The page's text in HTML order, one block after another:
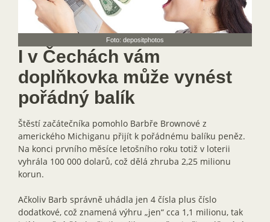
Foto: depositphotos
I v Čechách vám
doplňkovka může vynést
pořádný balík
Štěstí začátečníka pomohlo Barbře Brownové z
amerického Michiganu přijít k pořádnému balíku peněz.
Na konci prvního měsíce letošního roku totiž v loterii
vyhrála 100 000 dolarů, což dělá zhruba 2,25 milionu
korun.
Ačkoliv Barb správně uhádla jen 4 čísla plus číslo
dodatkové, což znamená výhru „jen“ cca 1,1 milionu, tak